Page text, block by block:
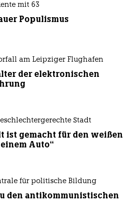
mit 63
Populismus
am Leipziger Flughafen
der elektronischen
Stadt
ist gemacht für den weißen
Auto“
für politische Bildung
den antikommunistischen